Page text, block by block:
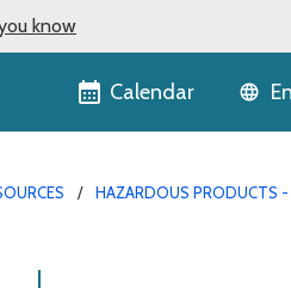
know
Calendar
HAZARDOUS PRODUCTS